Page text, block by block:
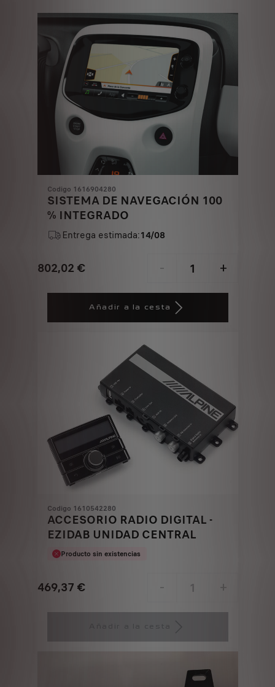
Codigo 1616904280
SISTEMA DE NAVEGACIÓN 100
% INTEGRADO
Entrega estimada:14/08
802,02 €
Price
- +
Quantity
Añadir a la cesta
Codigo 1610542280
ACCESORIO RADIO DIGITAL -
EZIDAB UNIDAD CENTRAL
Producto sin existencias
469,37 € - +